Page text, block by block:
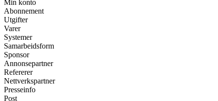
Min konto
Abonnement
Utgifter
Varer
Systemer
Samarbeidsform
Sponsor
Annonsepartner
Refererer
Nettverkspartner
Presseinfo
Post